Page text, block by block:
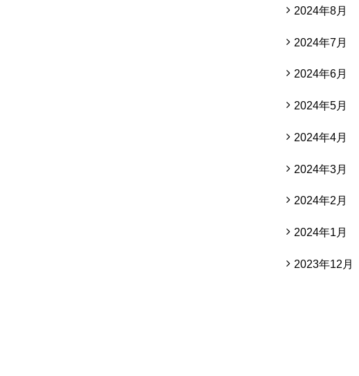
2024年8月
2024年7月
2024年6月
2024年5月
2024年4月
2024年3月
2024年2月
2024年1月
2023年12月